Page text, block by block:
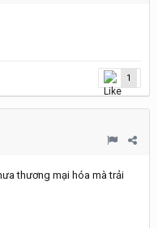
1
thương mại hóa mà trải